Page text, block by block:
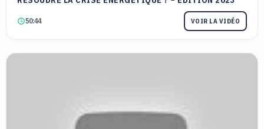
50:44 VOIR LA VIDÉO